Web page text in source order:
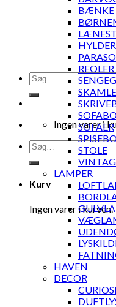
Søg
efter:
Ingen varer i
Søg
efter:
Kurv
Ingen varer i kurven.
BÆNKE
HYLDER
SOFAER
STOLE
LAMPER
HAVEN
DECOR